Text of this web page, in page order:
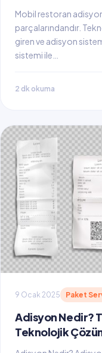
Mobil restoran
parçalarındandır.
giren ve adisyon
sistemi ile…
2 dk okuma
9 Ocak 2025 Paket
Adisyon Nedir?
Teknolojik